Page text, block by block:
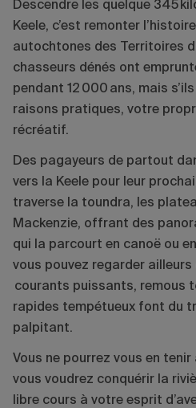
Descendre les quelque 345
Keele, c’est remonter
autochtones des Territoires
chasseurs dénés ont
pendant 12 000 ans, mais
raisons pratiques, votre
récréatif.
Des pagayeurs de partout
vers la Keele pour leur
traverse la toundra, les
Mackenzie, offrant des
qui la parcourt en canoë ou
vous pouvez regarder ailleurs
courants puissants, remous
rapides tempétueux font du
palpitant.
Vous ne pourrez vous en
vous voudrez conquérir la
libre cours à votre esprit